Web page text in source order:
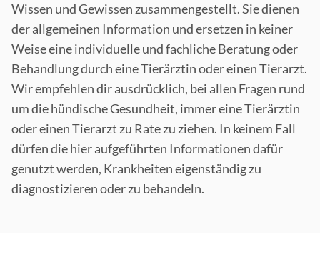
Wissen und Gewissen zusammengestellt. Sie dienen
der allgemeinen Information und ersetzen in keiner
Weise eine individuelle und fachliche Beratung oder
Behandlung durch eine Tierärztin oder einen Tierarzt.
Wir empfehlen dir ausdrücklich, bei allen Fragen rund
um die hündische Gesundheit, immer eine Tierärztin
oder einen Tierarzt zu Rate zu ziehen. In keinem Fall
dürfen die hier aufgeführten Informationen dafür
genutzt werden, Krankheiten eigenständig zu
diagnostizieren oder zu behandeln.